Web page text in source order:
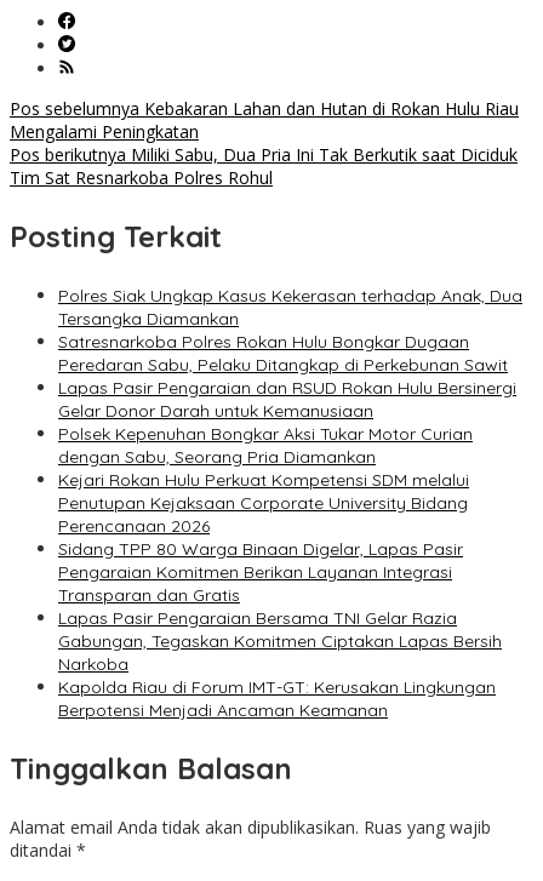
Navigasi
pos
Pos sebelumnya Kebakaran Lahan dan Hutan di Rokan Hulu Riau
Mengalami Peningkatan
Pos berikutnya Miliki Sabu, Dua Pria Ini Tak Berkutik saat Diciduk
Tim Sat Resnarkoba Polres Rohul
Posting Terkait
Polres Siak Ungkap Kasus Kekerasan terhadap Anak, Dua
Tersangka Diamankan
Satresnarkoba Polres Rokan Hulu Bongkar Dugaan
Peredaran Sabu, Pelaku Ditangkap di Perkebunan Sawit
Lapas Pasir Pengaraian dan RSUD Rokan Hulu Bersinergi
Gelar Donor Darah untuk Kemanusiaan
Polsek Kepenuhan Bongkar Aksi Tukar Motor Curian
dengan Sabu, Seorang Pria Diamankan
Kejari Rokan Hulu Perkuat Kompetensi SDM melalui
Penutupan Kejaksaan Corporate University Bidang
Perencanaan 2026
Sidang TPP 80 Warga Binaan Digelar, Lapas Pasir
Pengaraian Komitmen Berikan Layanan Integrasi
Transparan dan Gratis
Lapas Pasir Pengaraian Bersama TNI Gelar Razia
Gabungan, Tegaskan Komitmen Ciptakan Lapas Bersih
Narkoba
Kapolda Riau di Forum IMT-GT: Kerusakan Lingkungan
Berpotensi Menjadi Ancaman Keamanan
Tinggalkan Balasan
Alamat email Anda tidak akan dipublikasikan. Ruas yang wajib
ditandai *